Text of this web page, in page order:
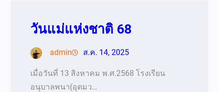
วันแม่แห่งชาติ 68
admin ส.ค. 14, 2025
เมื่อวันที่ 13 สิงหาคม พ.ศ.2568 โรงเรียน
อนุบาลพนา(อุดมว…